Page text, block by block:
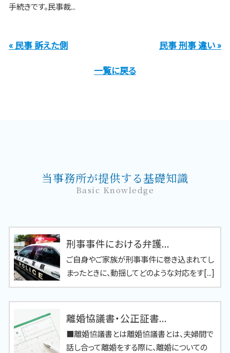
手続きです。民事裁...
« 民事 訴えた側
民事 刑事 違い »
一覧に戻る
当事務所が提供する基礎知識
Basic Knowledge
刑事事件における弁護...
ご自身やご家族が刑事事件に巻き込まれてし
まったときに、動揺してどのような対応をす[...]
離婚協議書・公正証書...
■離婚協議書とは離婚協議書とは、夫婦間で
話し合って離婚をする際に、離婚についての